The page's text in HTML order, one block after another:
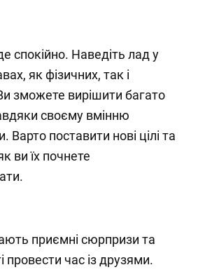
спокійно. Наведіть лад у
як фізичних, так і
зможете вирішити багато
своєму вмінню
Варто поставити нові цілі та
ви їх почнете
приємні сюрпризи та
провести час із друзями.